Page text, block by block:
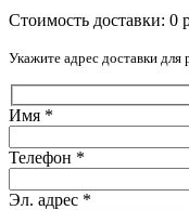
Стоимость доставки: 0
Укажите адрес доставки для
Имя *
Телефон *
Эл. адрес *